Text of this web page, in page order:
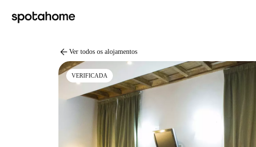
arrow_back Ver todos os alojamentos
VERIFICADA